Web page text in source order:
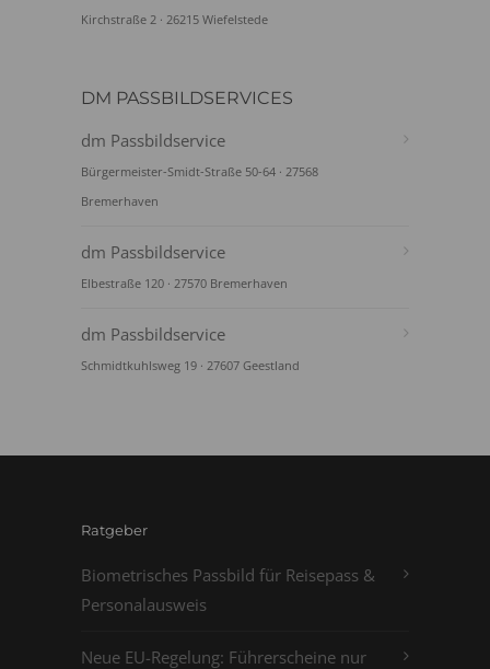
Kirchstraße 2 · 26215 Wiefelstede
DM PASSBILDSERVICES
dm Passbildservice
Bürgermeister-Smidt-Straße 50-64 · 27568
Bremerhaven
dm Passbildservice
Elbestraße 120 · 27570 Bremerhaven
dm Passbildservice
Schmidtkuhlsweg 19 · 27607 Geestland
Ratgeber
Biometrisches Passbild für Reisepass &
Personalausweis
Neue EU-Regelung: Führerscheine nur